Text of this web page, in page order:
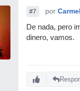
#7 por
De nada, pero
dinero, vamos.